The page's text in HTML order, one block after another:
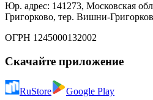
Юр. адрес: 141273, Московская
Григорково, тер. Вишни-
ОГРН 1245000132002
Скачайте приложение
RuStore Google Play